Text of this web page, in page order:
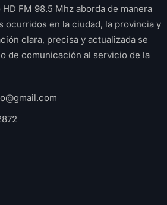
FM 98.5 Mhz aborda de manera
ocurridos en la ciudad, la provincia y
clara, precisa y actualizada se
de comunicación al servicio de la